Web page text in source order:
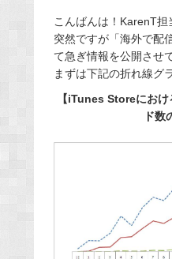
c
e
b
o
こんばんは！KarenT担
突然ですが「海外で配
て急ぎ情報を公開させ
まずは下記の折れ線グ
【iTunes Storeにお
ド数